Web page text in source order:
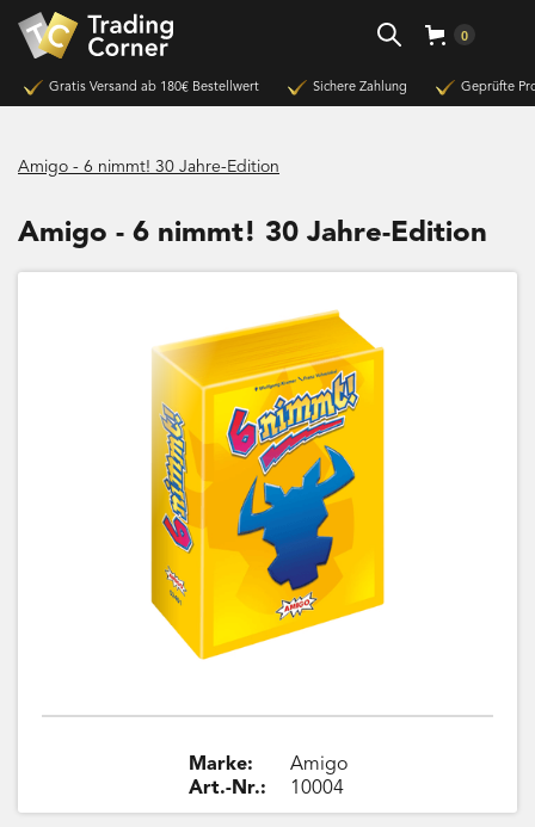
0
Gratis Versand ab 180€ Bestellwert Sichere Zahlung Geprüfte
Amigo - 6 nimmt! 30 Jahre-Edition
Amigo - 6 nimmt! 30 Jahre-Edition
Marke:
Art.-Nr.:
Amigo
10004